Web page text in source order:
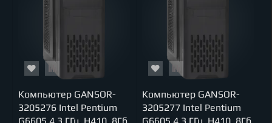
Компьютер GANSOR-
3205276 Intel Pentium
Компьютер GANSOR-
3205277 Intel Pentium